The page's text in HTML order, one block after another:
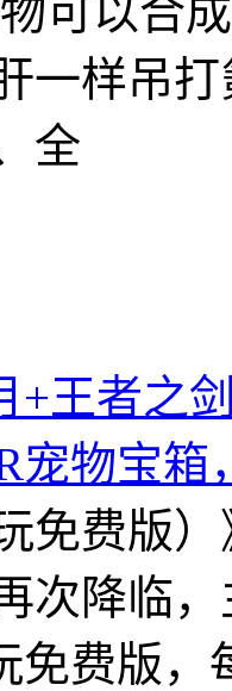
可以合
一样吊
全
+王者之
宠物宝箱
免费版
次降临
免费版，